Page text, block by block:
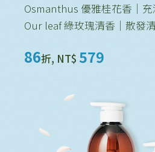
Osmanthus 優雅桂花香｜
Our leaf 綠玫瑰清香｜散發
86折, NT$ 579